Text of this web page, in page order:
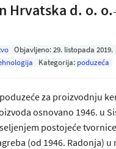
Hrvatska d. o. o.
Objavljeno:29. listopada 2019.
Kategorija: poduzeća
poduzeće za proizvodnju
osnovano 1946. u
postojeće
(od 1946. Radonja)